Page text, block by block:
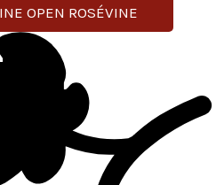
OPEN ROSÉVINE